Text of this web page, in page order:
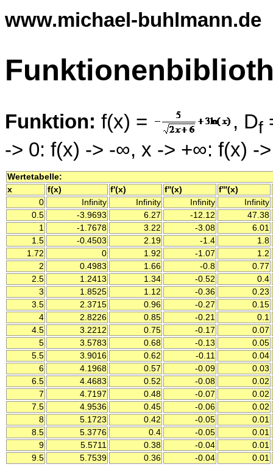
www.michael-buhlmann.de
Funktion: f(x) = , Df
-> 0: f(x) -> -∞, x -> +∞: f(x) -
Wertetabelle:
x
f(x) f'(x) f''(x)
f'''(x)
0
Infinity Infinity Infinity
Infinity
0.5
-3.9693 6.27 -12.12
47.38
1
-1.7678 3.22 -3.08
6.01
1.5
-0.4503 2.19 -1.4
1.8
1.72
0 1.92 -1.07
1.2
2
0.4983 1.66 -0.8
0.77
2.5
1.2413 1.34 -0.52
0.4
3
1.8525 1.12 -0.36
0.23
3.5
2.3715 0.96 -0.27
0.15
4
2.8226 0.85 -0.21
0.1
4.5
3.2212 0.75 -0.17
0.07
5
3.5783 0.68 -0.13
0.05
5.5
3.9016 0.62 -0.11
0.04
6
4.1968 0.57 -0.09
0.03
6.5
4.4683 0.52 -0.08
0.02
7
4.7197 0.48 -0.07
0.02
7.5
4.9536 0.45 -0.06
0.02
8
5.1723 0.42 -0.05
0.01
8.5
5.3776 0.4 -0.05
0.01
9
5.5711 0.38 -0.04
0.01
9.5
5.7539 0.36 -0.04
0.01